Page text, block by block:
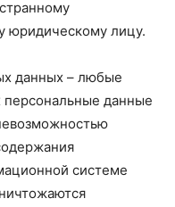
юридическому лицу.
данных – любые
персональные данные
системе